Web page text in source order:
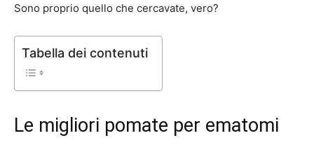
Sono proprio quello che cercavate, vero?
Tabella dei contenuti
Le migliori pomate per ematomi